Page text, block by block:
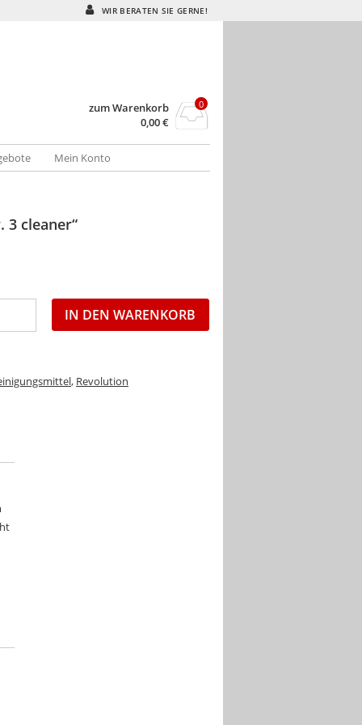
WIR BERATEN SIE GERNE!
zum Warenkorb
0,00€
0
Mein Konto
3 cleaner“
IN DEN WARENKORB
, Revolution